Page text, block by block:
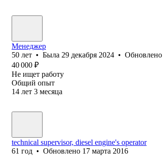
Менеджер
50 лет • Была 29 декабря 2024 • Обновлено
40 000 ₽
Не ищет работу
Общий опыт
14 лет 3 месяца
technical supervisor, diesel engine's operator
61 год • Обновлено 17 марта 2016